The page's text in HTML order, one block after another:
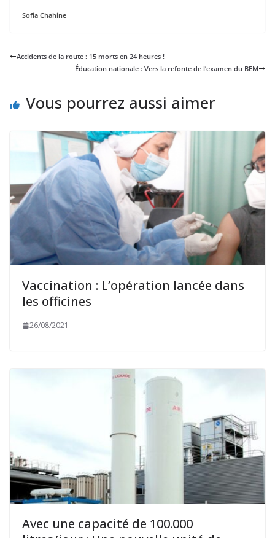
Sofia Chahine
Accidents de la route : 15 morts en 24 heures !
Éducation nationale : Vers la refonte de l’examen du BEM
Vous pourrez aussi aimer
Vaccination : L’opération lancée dans
les officines
26/08/2021
Avec une capacité de 100.000